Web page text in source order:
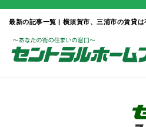
最新の記事一覧 | 横須賀市、三浦市の賃貸